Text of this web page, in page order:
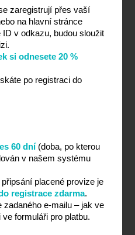
zaregistrují přes vaší
na hlavní stránce
v odkazu, budou sloužit
si odnesete 20 %
po registraci do
60 dní (doba, po kterou
v našem systému
registrace zdarma.
zadaného e-mailu – jak ve
formuláři pro platbu.